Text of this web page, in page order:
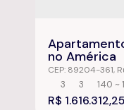
no América
R$ 1.616.312,25
CEP: 89204-361,
América
Joinville ,
3 140 ~
3
1859m²